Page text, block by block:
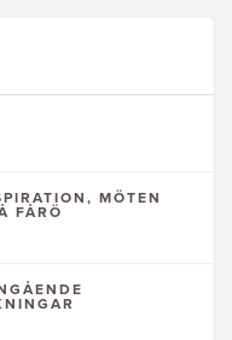
MÖTEN
FÅRÖ